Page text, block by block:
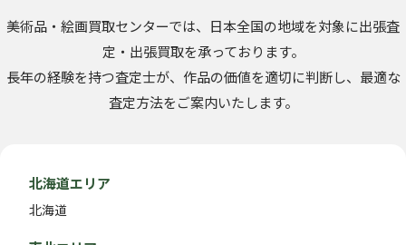
美術品・絵画買取センターでは、日本全国の地域を対象に出張査
定・出張買取を承っております。
長年の経験を持つ査定士が、作品の価値を適切に判断し、最適な
査定方法をご案内いたします。
北海道エリア
北海道